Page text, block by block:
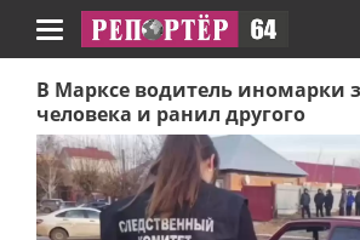
Навигация
В Марксе водитель иномарки
человека и ранил другого